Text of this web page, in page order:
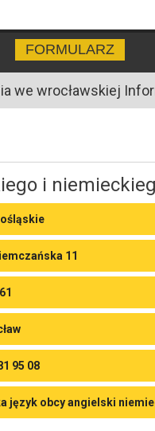
FORMULARZ
wrocławskiej
i
11
95 08
język obcy angielski